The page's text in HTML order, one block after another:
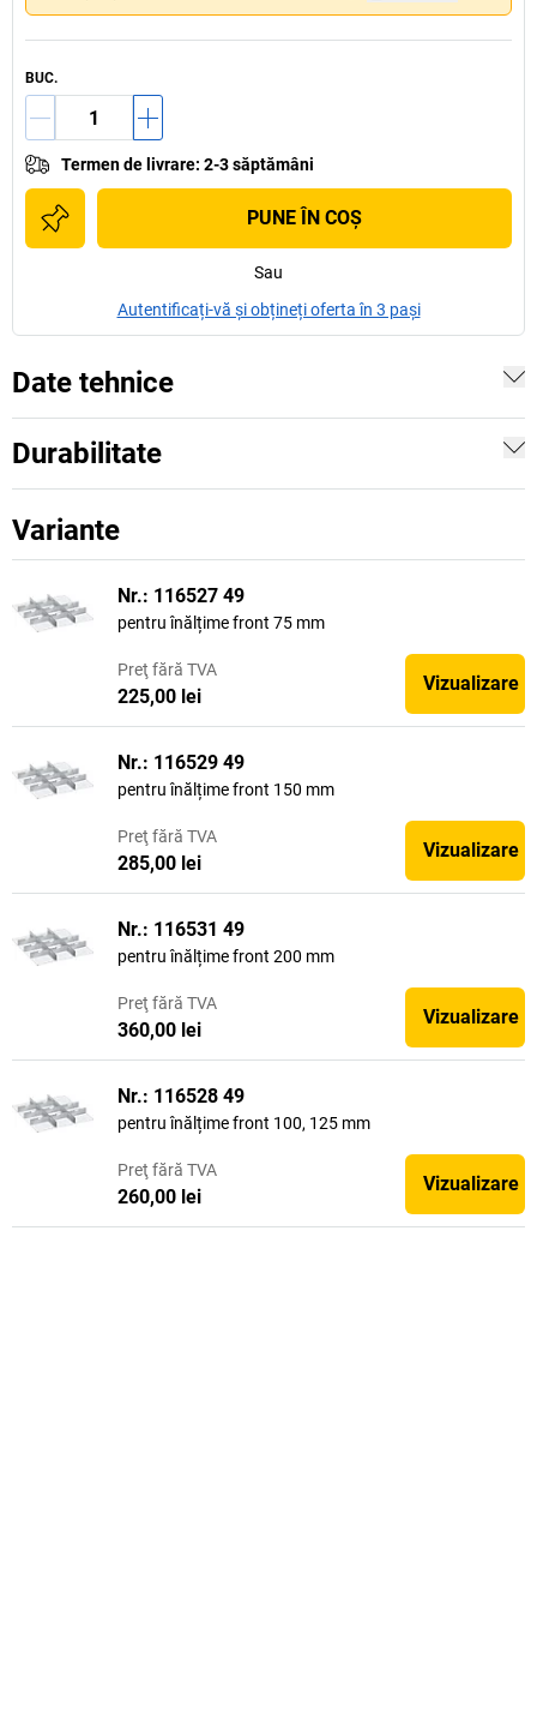
BUC.
Termen de livrare: 2-3 săptămâni
PUNE ÎN COŞ
Sau
Autentificați-vă și obțineți oferta în 3 pași
Date tehnice
Durabilitate
Variante
Nr.: 116527 49
pentru înălțime front 75 mm
Preţ fără TVA
225,00 lei
Vizualizare
Nr.: 116529 49
pentru înălțime front 150 mm
Preţ fără TVA
285,00 lei
Vizualizare
Nr.: 116531 49
pentru înălțime front 200 mm
Preţ fără TVA
360,00 lei
Vizualizare
Nr.: 116528 49
pentru înălțime front 100, 125 mm
Preţ fără TVA
260,00 lei
Vizualizare